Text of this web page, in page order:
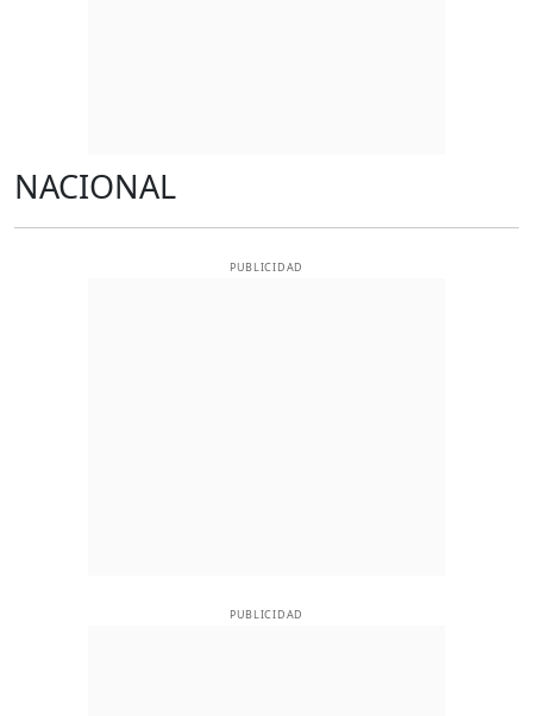
NACIONAL
PUBLICIDAD
PUBLICIDAD